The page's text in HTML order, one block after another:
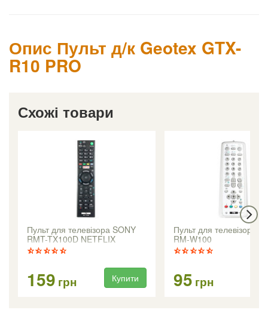
Опис Пульт д/к Geotex GTX-
R10 PRO
Схожі товари
Пульт для телевізора SONY
RMT-TX100D NETFLIX
159 грн Купити
Пульт для телевізора
RM-W100
95 грн